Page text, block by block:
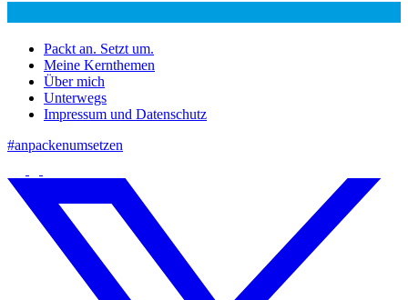
Packt an. Setzt um.
Meine Kernthemen
Über mich
Unterwegs
Impressum und Datenschutz
#anpackenumsetzen